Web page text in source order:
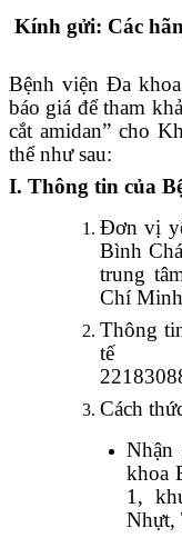
Kính gửi: Các
Bệnh viện Đa
báo giá để tham
cắt amidan” cho
thể như sau:
I. Thông tin của
Đơn vị
Bình
trung
Chí
Thông
tế
Cách
Nhận
khoa
1,
Nhựt,